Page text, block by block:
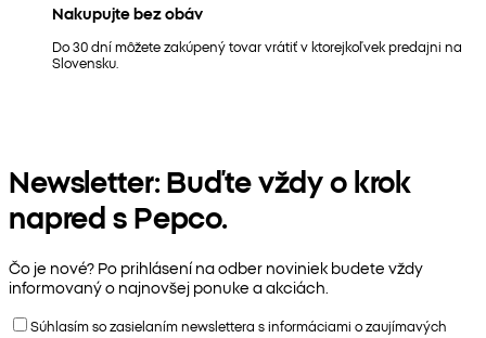
Nakupujte bez obáv
Do 30 dní môžete zakúpený tovar vrátiť v ktorejkoľvek predajni na
Slovensku.
Newsletter: Buďte vždy o krok
napred s Pepco.
Čo je nové? Po prihlásení na odber noviniek budete vždy
informovaný o najnovšej ponuke a akciách.
Súhlasím so zasielaním newslettera s informáciami o zaujímavých